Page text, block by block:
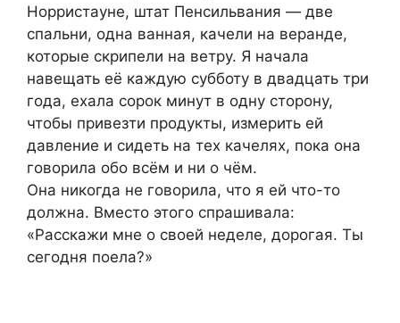
Норристауне, штат Пенсильвания — две
спальни, одна ванная, качели на веранде,
которые скрипели на ветру. Я начала
навещать её каждую субботу в двадцать три
года, ехала сорок минут в одну сторону,
чтобы привезти продукты, измерить ей
давление и сидеть на тех качелях, пока она
говорила обо всём и ни о чём.
Она никогда не говорила, что я ей что-то
должна. Вместо этого спрашивала:
«Расскажи мне о своей неделе, дорогая. Ты
сегодня поела?»